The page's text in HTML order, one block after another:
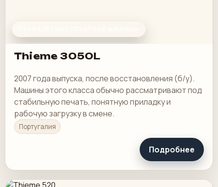
Thieme 3050L
2007 года выпуска, после восстановления (б/у).
Машины этого класса обычно рассматривают под
стабильную печать, понятную приладку и
рабочую загрузку в смене.
Португалия
Подробнее